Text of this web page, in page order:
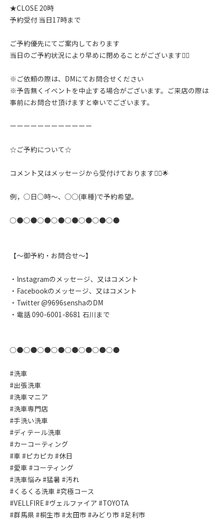
★CLOSE 20時
予約受付 当日17時まで
ご予約優先にてご案内しております
当日のご予約状況により早めに閉めることがございます🙇‍♂️
※ご依頼の際は、DMにてお問合せください
※予告無くイベントを中止する場合がございます。ご来店の際は
事前にお問合せ頂けますと幸いでございます。
ーーーーーーーーーーーー
☆ご予約について☆
コメント又はメッセージから受付けております🙇‍♂️🌟
例，◯日◯時〜、◯◯(車種)で予約希望。
○●○●○●○●○●○●○●○●
【〜御予約・お問合せ〜】
・Instagramのメッセージ、又はコメント
・Facebookのメッセージ、又はコメント
・Twitter @9696senshaのDM
・電話 090-6001-8681 石川まで
○●○●○●○●○●○●○●○●
#洗車
#出張洗車
#洗車マニア
#洗車専門店
#手洗い洗車
#ディテール洗車
#カーコーティング
#車 #ピカピカ #休日
#愛車 #コーティング
#洗車悩み #猛暑 #汚れ
#くるくる洗車 #究極コース
#VELLFIRE #ヴェルファイア #TOYOTA
#群馬県 #桐生市 #太田市 #みどり市 #足利市